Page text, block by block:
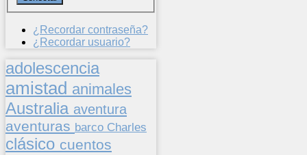
¿Recordar contraseña?
¿Recordar usuario?
adolescencia
amistad animales
Australia aventura
aventuras barco Charles
clásico cuentos